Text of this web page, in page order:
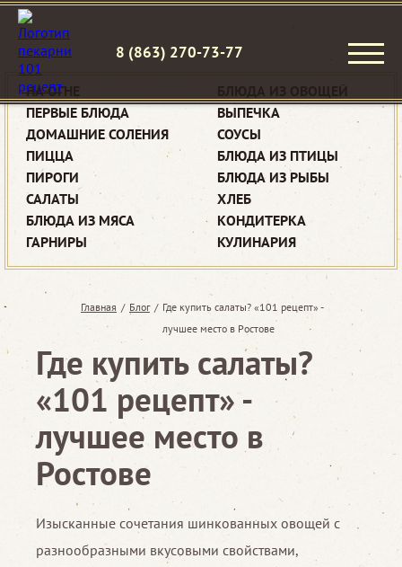
8 (863) 270-73-77
НА ОГНЕ
ПЕРВЫЕ БЛЮДА
ДОМАШНИЕ СОЛЕНИЯ
ПИЦЦА
ПИРОГИ
САЛАТЫ
БЛЮДА ИЗ МЯСА
ГАРНИРЫ
ВЫПЕЧКА
СОУСЫ
БЛЮДА ИЗ ПТИЦЫ
БЛЮДА ИЗ РЫБЫ
ХЛЕБ
КОНДИТЕРКА
КУЛИНАРИЯ
Главная / Блог / Где купить салаты? «101 рецепт» -
лучшее место в Ростове
Где купить салаты?
«101 рецепт» -
лучшее место в
Ростове
Изысканные сочетания шинкованных овощей с
разнообразными вкусовыми свойствами,